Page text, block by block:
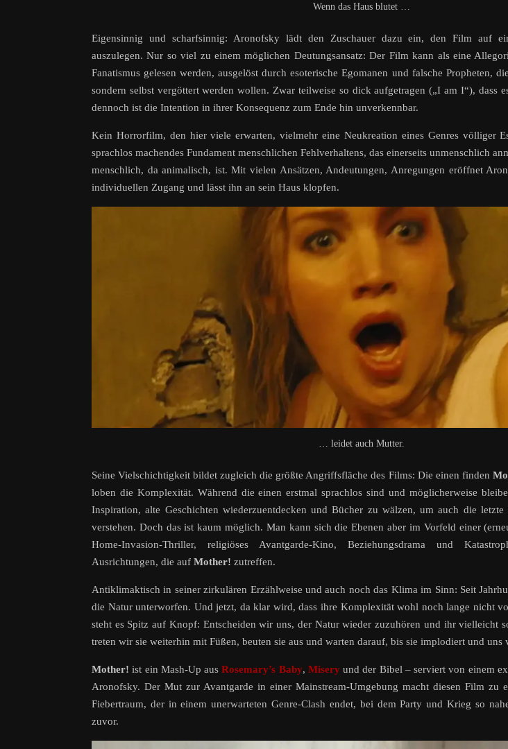
Wenn das Haus blutet …
Eigensinnig und scharfsinnig: Aronofsky lädt den Zuschauer dazu ein, den Film auf
auszulegen. Nur so viel zu einem möglichen Deutungsansatz: Der Film kann als eine
Fanatismus gelesen werden, ausgelöst durch esoterische Egomanen und falsche Propheten,
sondern selbst vergöttert werden wollen. Zwar teilweise so dick aufgetragen („I am I“), dass
dennoch ist die Intention in ihrer Konsequenz zum Ende hin unverkennbar.
Kein Horrorfilm, den hier viele erwarten, vielmehr eine Neukreation eines Genres völliger
sprachlos machendes Fundament menschlichen Fehlverhaltens, das einerseits unmenschlich
menschlich, da animalisch, ist. Mit vielen Ansätzen, Andeutungen, Anregungen eröffnet
individuellen Zugang und lässt ihn an sein Haus klopfen.
… leidet auch Mutter.
Seine Vielschichtigkeit bildet zugleich die größte Angriffsfläche des Films: Die einen finden
loben die Komplexität. Während die einen erstmal sprachlos sind und möglicherweise
Inspiration, alte Geschichten wiederzuentdecken und Bücher zu wälzen, um auch die letzte
verstehen. Doch das ist kaum möglich. Man kann sich die Ebenen aber im Vorfeld einer
Home-Invasion-Thriller, religiöses Avantgarde-Kino, Beziehungsdrama und
Ausrichtungen, die auf Mother! zutreffen.
Antiklimaktisch in seiner zirkulären Erzählweise und auch noch das Klima im Sinn: Seit
die Natur unterworfen. Und jetzt, da klar wird, dass ihre Komplexität wohl noch lange nicht
steht es Spitz auf Knopf: Entscheiden wir uns, der Natur wieder zuzuhören und ihr vielleicht
treten wir sie weiterhin mit Füßen, beuten sie aus und warten darauf, bis sie implodiert und uns
Mother! ist ein Mash-Up ausRosemary’s Baby, Miseryund der Bibel – serviert von einem
Aronofsky. Der Mut zur Avantgarde in einer Mainstream-Umgebung macht diesen Film zu
Fiebertraum, der in einem unerwarteten Genre-Clash endet, bei dem Party und Krieg so
zuvor.